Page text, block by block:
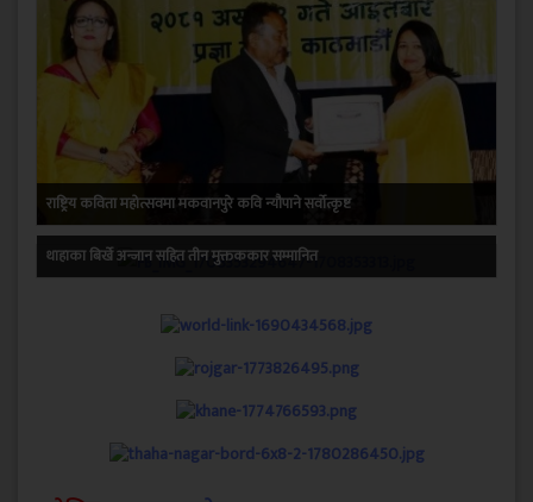
राष्ट्रिय कविता महोत्सवमा मकवानपुरे कवि न्यौपाने सर्वोत्कृष्ट
थाहाका बिर्खे अन्जान सहित तीन मुक्तककार सम्मानित